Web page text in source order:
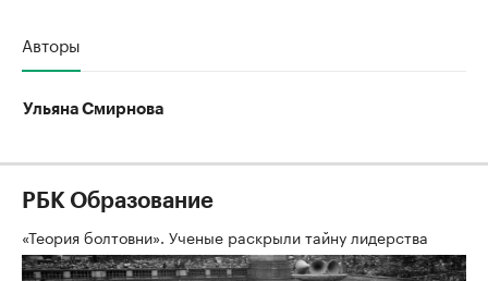
Авторы
Ульяна Смирнова
РБК Образование
«Теория болтовни». Ученые раскрыли тайну лидерства